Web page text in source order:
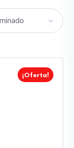
¡Oferta!